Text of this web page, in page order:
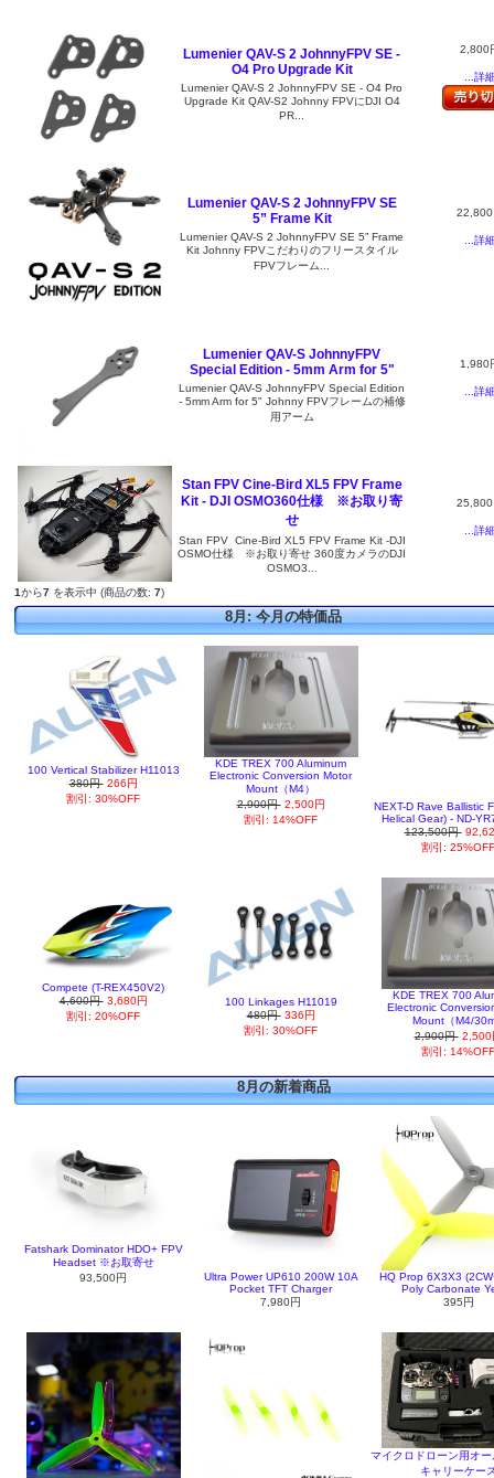
Lumenier QAV-S 2 JohnnyFPV SE -
O4 Pro Upgrade Kit
Lumenier QAV-S 2 JohnnyFPV SE - O4 Pro
Upgrade Kit QAV-S2 Johnny FPVにDJI O4
PR...
2,800
...詳
Lumenier QAV-S 2 JohnnyFPV SE
5” Frame Kit
Lumenier QAV-S 2 JohnnyFPV SE 5” Frame
Kit Johnny FPVこだわりのフリースタイル
FPVフレーム...
22,800
...詳
Lumenier QAV-S JohnnyFPV
Special Edition - 5mm Arm for 5"
Lumenier QAV-S JohnnyFPV Special Edition
- 5mm Arm for 5" Johnny FPVフレームの補修
用アーム
1,980
...詳
Stan FPV Cine-Bird XL5 FPV Frame
Kit - DJI OSMO360仕様 ※お取り寄
せ
Stan FPV Cine-Bird XL5 FPV Frame Kit -DJI
OSMO仕様 ※お取り寄せ 360度カメラのDJI
OSMO3...
25,800
...詳
1から7 を表示中 (商品の数: 7)
8月: 今月の特価品
100 Vertical Stabilizer H11013
380円 266円
割引: 30%OFF
KDE TREX 700 Aluminum
Electronic Conversion Motor
Mount（M4）
2,900円 2,500円
割引: 14%OFF
NEXT-D Rave Ballistic
Helical Gear) - ND-
123,500円
割引:
Compete (T-REX450V2)
4,600円 3,680円
割引: 20%OFF
100 Linkages H11019
480円 336円
割引: 30%OFF
KDE TREX 700
Electronic
Mount（M4/
2,900円 2,500
割引:
8月の新着商品
Fatshark Dominator HDO+ FPV
Headset ※お取寄せ
93,500円
Ultra Power UP610 200W 10A
Pocket TFT Charger
7,980円
HQ Prop 6X3X3
Poly Carbonate
395円
マイクロドローン用オ
キャリーケー